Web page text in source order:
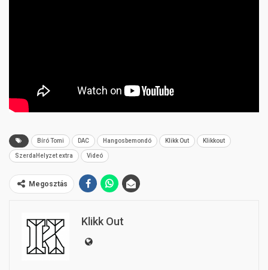
Bíró Tomi DAC Hangosbemondó Klikk Out Klikkout
SzerdaHelyzet extra Videó
Megosztás
Klikk Out